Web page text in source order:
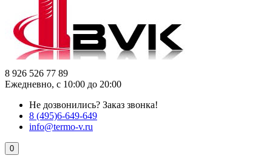
8 926 526 77 89
Ежедневно, с 10:00 до 20:00
Не дозвонились? Заказ звонка!
8 (495)6-649-649
info@termo-v.ru
0